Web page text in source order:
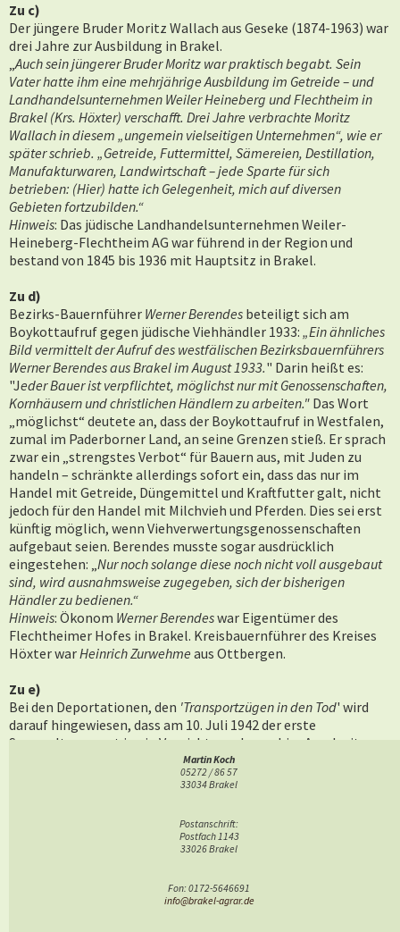
Zu c)
Der jüngere Bruder Moritz Wallach aus Geseke (1874-1963) war
drei Jahre zur Ausbildung in Brakel.
„Auch sein jüngerer Bruder Moritz war praktisch begabt. Sein
Vater hatte ihm eine mehrjährige Ausbildung im Getreide – und
Landhandelsunternehmen Weiler Heineberg und Flechtheim in
Brakel (Krs. Höxter) verschafft. Drei Jahre verbrachte Moritz
Wallach in diesem „ungemein vielseitigen Unternehmen“, wie er
später schrieb. „Getreide, Futtermittel, Sämereien, Destillation,
Manufakturwaren, Landwirtschaft – jede Sparte für sich
betrieben: (Hier) hatte ich Gelegenheit, mich auf diversen
Gebieten fortzubilden.“
Hinweis: Das jüdische Landhandelsunternehmen Weiler-
Heineberg-Flechtheim AG war führend in der Region und
bestand von 1845 bis 1936 mit Hauptsitz in Brakel.
Zu d)
Bezirks-Bauernführer Werner Berendes beteiligt sich am
Boykottaufruf gegen jüdische Viehhändler 1933: „Ein ähnliches
Bild vermittelt der Aufruf des westfälischen Bezirksbauernführers
Werner Berendes aus Brakel im August 1933." Darin heißt es:
"Jeder Bauer ist verpflichtet, möglichst nur mit Genossenschaften,
Kornhäusern und christlichen Händlern zu arbeiten." Das Wort
„möglichst“ deutete an, dass der Boykottaufruf in Westfalen,
zumal im Paderborner Land, an seine Grenzen stieß. Er sprach
zwar ein „strengstes Verbot“ für Bauern aus, mit Juden zu
handeln – schränkte allerdings sofort ein, dass das nur im
Handel mit Getreide, Düngemittel und Kraftfutter galt, nicht
jedoch für den Handel mit Milchvieh und Pferden. Dies sei erst
künftig möglich, wenn Viehverwertungsgenossenschaften
aufgebaut seien. Berendes musste sogar ausdrücklich
eingestehen: „Nur noch solange diese noch nicht voll ausgebaut
sind, wird ausnahmsweise zugegeben, sich der bisherigen
Händler zu bedienen.“
Hinweis: Ökonom Werner Berendeswar Eigentümer des
Flechtheimer Hofes in Brakel. Kreisbauernführer des Kreises
Höxter warHeinrich Zurwehme aus Ottbergen.
Zu e)
Bei den Deportationen, den 'Transportzügen in den Tod' wird
darauf hingewiesen, dass am 10. Juli 1942 der erste
Sammeltransport in ein Vernichtungslager, hier Auschwitz,
stattfand. Unter den 1.005 Personen befanden sich 103 aus
Westfalen, die meisten aus kleinen Dörfern (..) sowie aus
Stätten der Erinnerung(S. 162 f) sind genannt::
Martin Koch
05272 / 86 57
33034 Brakel
Postanschrift:
Postfach 1143
33026 Brakel
Fon: 0172-5646691
info@brakel-agrar.de